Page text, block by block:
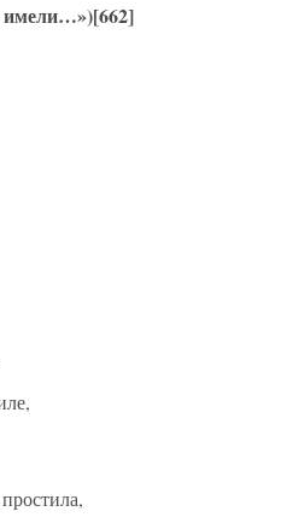
имели…»)[662]